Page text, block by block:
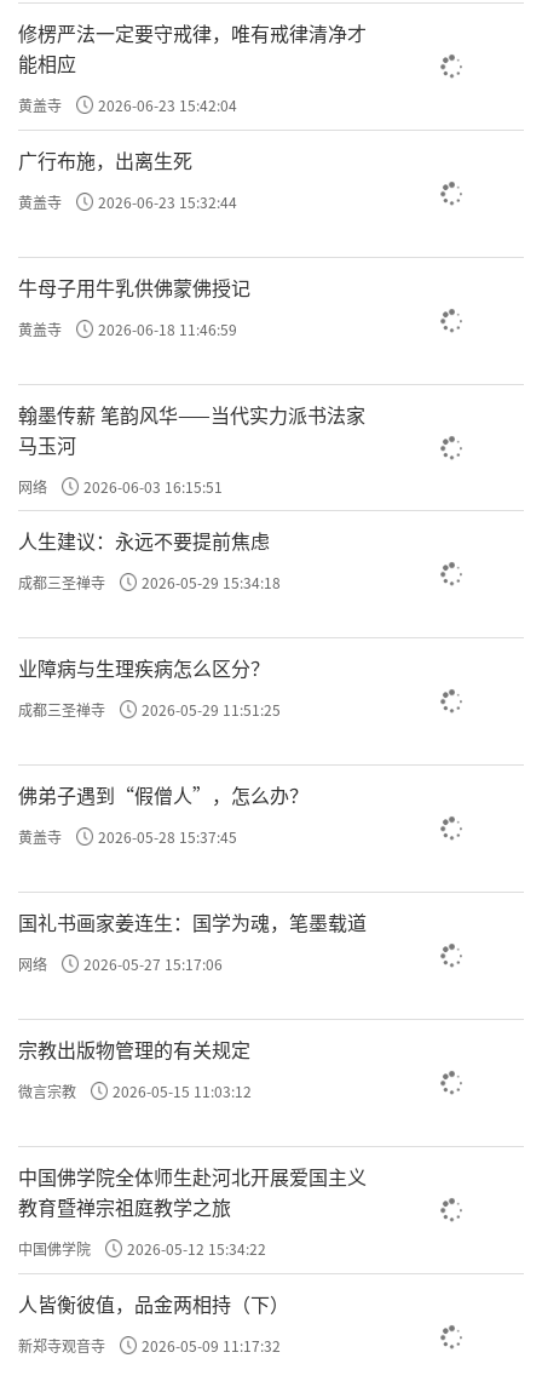
界，
、 、
，由低到高，你
只有做到最高最根本的
——格物致知，才
能真的改命。
所以《了凡四训》有究竟的地方，也有不究竟
的地方，我们把不究竟的地方把它剔除，把究
直跟大家讲的“阳明心学”、“孔孟之
道”、“尧舜心法”教给我们的是一脉相承
知，这样就够了，你就能逆天改命。
往期回顾
许方勇解读《了凡四训》（一）
许方勇解读《了凡四训》（二）
许方勇解读《了凡四训》（四）
许方勇解读《了凡四训》（五）
许方勇解读《了凡四训》（七）
许方勇解读《了凡四训》（九）
许方勇解读《了凡四训》（十一）
许方勇解读《了凡四训》（十二）
许方勇解读《了凡四训》（十三）
许方勇解读《了凡四训》（十四）
许方勇解读《了凡四训》（十五）
许方勇解读《了凡四训》（十六）
修楞严法一定要守戒律，唯有戒律清净才
能相应
黄盖寺 2026-06-23 15:42:04
广行布施，出离生死
黄盖寺 2026-06-23 15:32:44
牛母子用牛乳供佛蒙佛授记
黄盖寺 2026-06-18 11:46:59
翰墨传薪 笔韵风华——当代实力派书法家
马玉河
网络 2026-06-03 16:15:51
人生建议：永远不要提前焦虑
成都三圣禅寺 2026-05-29 15:34:18
业障病与生理疾病怎么区分？
成都三圣禅寺 2026-05-29 11:51:25
佛弟子遇到“假僧人”，怎么办？
黄盖寺 2026-05-28 15:37:45
国礼书画家姜连生：国学为魂，笔墨载道
网络 2026-05-27 15:17:06
宗教出版物管理的有关规定
微言宗教 2026-05-15 11:03:12
中国佛学院全体师生赴河北开展爱国主义
教育暨禅宗祖庭教学之旅
中国佛学院 2026-05-12 15:34:22
人皆衡彼值，品金两相持（下）
新郑寺观音寺 2026-05-09 11:17:32